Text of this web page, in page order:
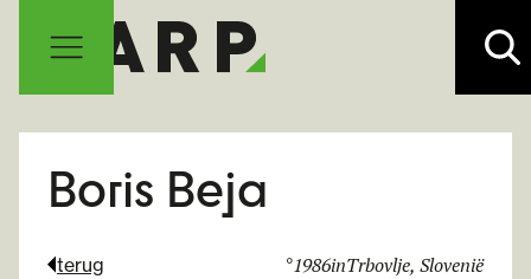
Boris Beja
terug °1986inTrbovlje, Slovenië